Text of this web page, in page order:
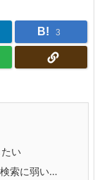
B! 3
い
索に弱い…